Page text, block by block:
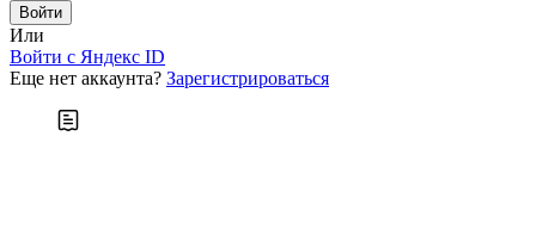
Или
Войти c Яндекс ID
Еще нет аккаунта? Зарегистрироваться